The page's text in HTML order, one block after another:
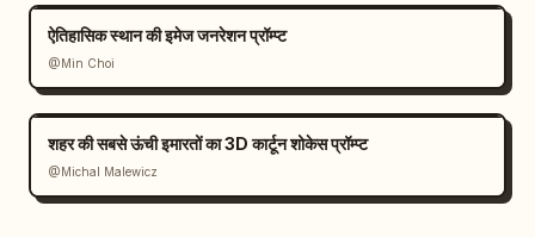
ऐतिहासिक स्थान की इमेज जनरेशन प्रॉम्प्ट
@Min Choi
शहर की सबसे ऊंची इमारतों का 3D कार्टून शोकेस प्रॉम्प्ट
@Michal Malewicz